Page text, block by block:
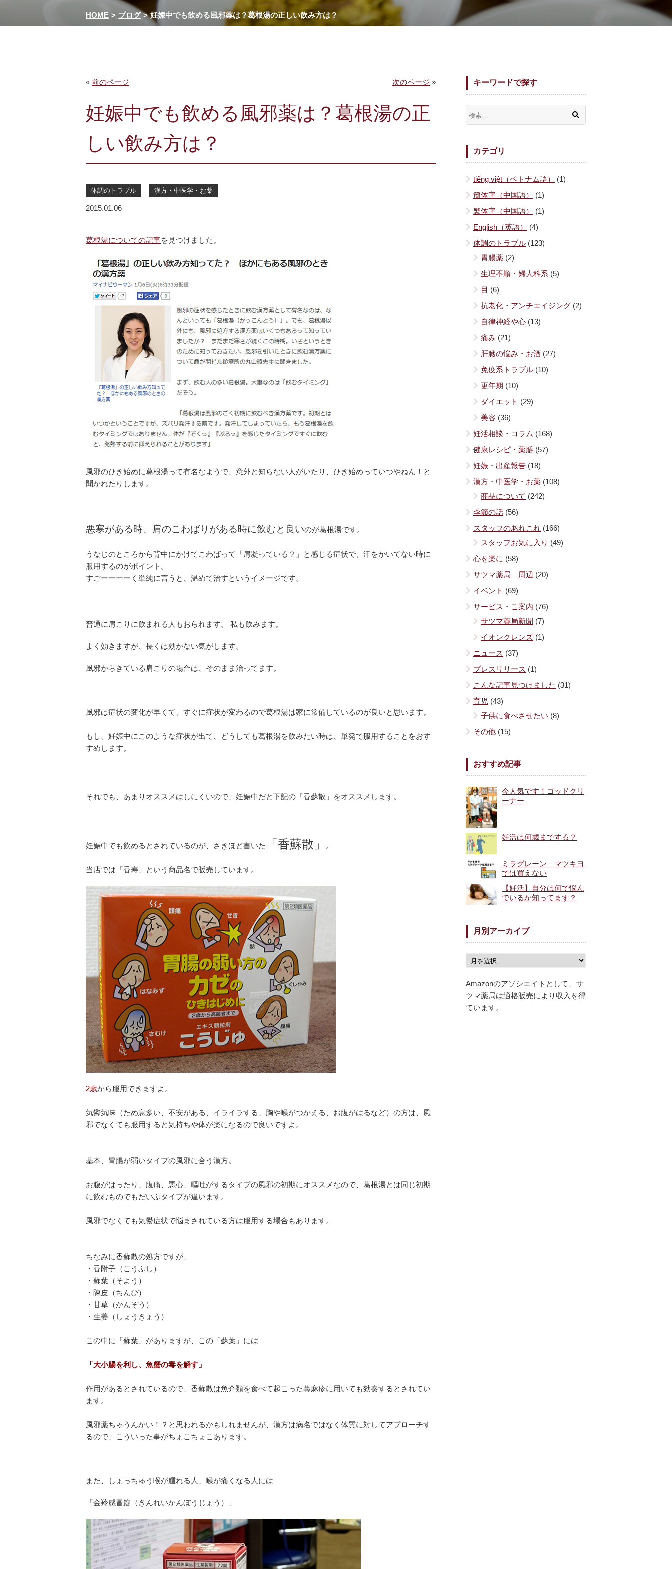
HOME ブログ 妊娠中でも飲める風邪薬は？葛根湯の正しい飲み方は？
« 前のページ 次のページ »
妊娠中でも飲める風邪薬は？葛根湯の正
しい飲み方は？
体調のトラブル 漢方・中医学・お薬
2015.01.06
葛根湯についての記事を見つけました。
風邪のひき始めに葛根湯って有名なようで、意外と知らない人がいたり、ひき始めっていつやねん！と
聞かれたりします。
悪寒がある時、肩のこわばりがある時に飲むと良いのが葛根湯です。
うなじのところから背中にかけてこわばって「肩凝っている？」と感じる症状で、汗をかいてない時に
服用するのがポイント。
すごーーーーく単純に言うと、温めて治すというイメージです。
普通に肩こりに飲まれる人もおられます。 私も飲みます。
よく効きますが、長くは効かない気がします。
風邪からきている肩こりの場合は、そのまま治ってます。
風邪は症状の変化が早くて、すぐに症状が変わるので葛根湯は家に常備しているのが良いと思います。
もし、妊娠中にこのような症状が出て、どうしても葛根湯を飲みたい時は、単発で服用することをおす
すめします。
それでも、あまりオススメはしにくいので、妊娠中だと下記の「香蘇散」をオススメします。
妊娠中でも飲めるとされているのが、さきほど書いた 「香蘇散」 。
当店では「香寿」という商品名で販売しています。
2歳から服用できますよ。
気鬱気味（ため息多い、不安がある、イライラする、胸や喉がつかえる、お腹がはるなど）の方は、風
邪でなくても服用すると気持ちや体が楽になるので良いですよ。
基本、胃腸が弱いタイプの風邪に合う漢方。
お腹がはったり、腹痛、悪心、嘔吐がするタイプの風邪の初期にオススメなので、葛根湯とは同じ初期
に飲むものでもだいぶタイプが違います。
風邪でなくても気鬱症状で悩まされている方は服用する場合もあります。
ちなみに香蘇散の処方ですが、
・香附子（こうぶし）
・蘇葉（そよう）
・陳皮（ちんぴ）
・甘草（かんぞう）
・生姜（しょうきょう）
この中に「蘇葉」がありますが、この「蘇葉」には
「大小腸を利し、魚蟹の毒を解す」
作用があるとされているので、香蘇散は魚介類を食べて起こった蕁麻疹に用いても効奏するとされてい
ます。
風邪薬ちゃうんかい！？と思われるかもしれませんが、漢方は病名ではなく体質に対してアプローチす
るので、こういった事がちょこちょこあります。
また、しょっちゅう喉が腫れる人、喉が痛くなる人には
「金羚感冒錠（きんれいかんぼうじょう）」
キーワードで探す
カテゴリ
tiếng việt（ベトナム語）
(1)
簡体字（中国語）
(1)
繁体字（中国語）
(1)
English（英語）
(4)
体調のトラブル (123)
胃腸薬 (2)
生理不順・婦人科系 (5)
目 (6)
抗老化・アンチエイジング (2)
自律神経や心 (13)
痛み (21)
肝臓の悩み・お酒 (27)
免疫系トラブル (10)
更年期 (10)
ダイエット (29)
美容 (36)
妊活相談・コラム (168)
健康レシピ・薬膳 (57)
妊娠・出産報告 (18)
漢方・中医学・お薬 (108)
商品について (242)
季節の話 (56)
スタッフのあれこれ (166)
スタッフお気に入り (49)
心を楽に (58)
サツマ薬局 周辺 (20)
イベント (69)
サービス・ご案内 (76)
サツマ薬局新聞 (7)
イオンクレンズ (1)
ニュース (37)
プレスリリース (1)
こんな記事見つけました (31)
育児 (43)
子供に食べさせたい (8)
その他 (15)
おすすめ記事
今人気です！ゴッドクリ
ーナー
妊活は何歳までする？
ミラグレーン マツキヨ
では買えない
【妊活】自分は何で悩ん
でいるか知ってます？
月別アーカイブ
Amazonのアソシエイトとして、サ
ツマ薬局は適格販売により収入を得
ています。